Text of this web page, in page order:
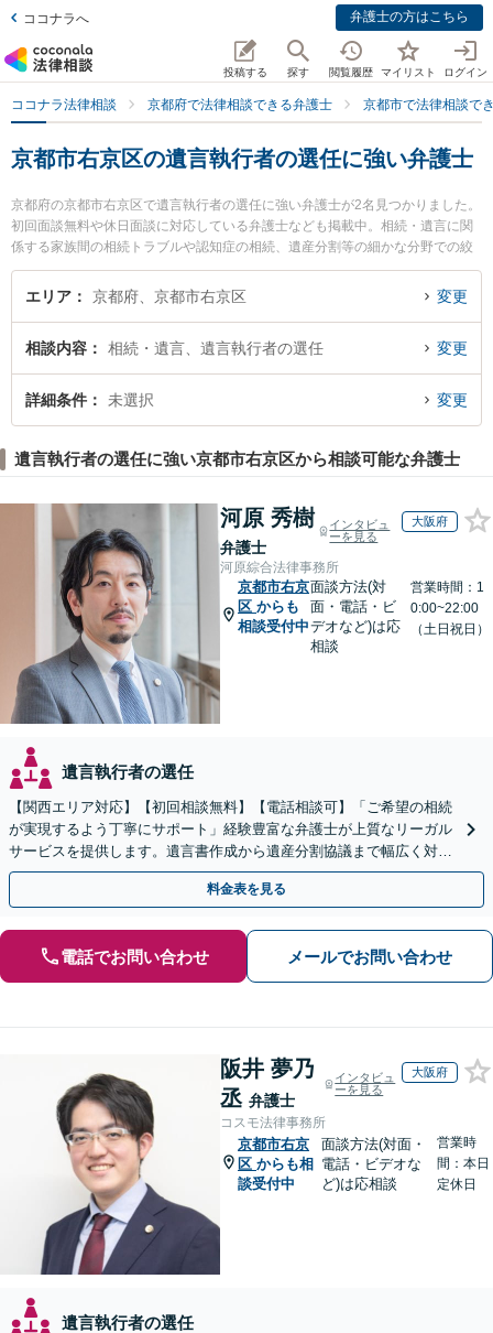
ココナラへ 弁護士の方はこちら
投稿する 探す 閲覧履歴 マイリスト ログイン
ココナラ法律相談 京都府で法律相談できる弁護士 京都市で法律相談で
京都市右京区の遺言執行者の選任に強い弁護士
京都府の京都市右京区で遺言執行者の選任に強い弁護士が2名見つかりました。
初回面談無料や休日面談に対応している弁護士なども掲載中。相続・遺言に関
係する家族間の相続トラブルや認知症の相続、遺産分割等の細かな分野での絞
り込み検索もでき便利です。特に洛彩総合法律事務所の河本 晃輔弁護士や京都
西法律事務所の中西 和宏弁護士のプロフィール情報や弁護士費用、強みなどが
決の実績豊富な近くの弁護士を検索したい』『初回相談無料で遺言執行者の選
任を法律相談できる京都市右京区内の弁護士に相談予約したい』などでお困り
の相談者さんにおすすめです。
エリア 京都府、京都市右京区 変更
相談内容 相続・遺言、遺言執行者の選任 変更
詳細条件 未選択 変更
遺言執行者の選任に強い京都市右京区から相談可能な弁護士
河原 秀樹
弁護士
インタビュ
ーを見る
大阪府
河原綜合法律事務所
京都市右京
区 からも
相談受付中
面談方法(対
面・電話・ビ
デオなど)は応
相談
営業時間：1
0:00~22:00
（土日祝日）
遺言執行者の選任
【関西エリア対応】【初回相談無料】【電話相談可】「ご希望の相続
が実現するよう丁寧にサポート」経験豊富な弁護士が上質なリーガル
サービスを提供します。遺言書作成から遺産分割協議まで幅広く対応
「他士業と連携してスムーズな解決」【休日・夜間相談可】
料金表を見る
電話でお問い合わせ メールでお問い合わせ
阪井 夢乃
丞 弁護士
インタビュ
ーを見る
大阪府
コスモ法律事務所
京都市右京
区 からも相
談受付中
面談方法(対面・
電話・ビデオな
ど)は応相談
営業時
間：本日
定休日
遺言執行者の選任